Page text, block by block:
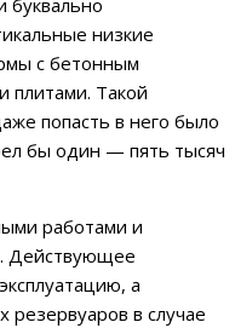
буквально
низкие
с бетонным
плитами. Такой
попасть в него было
бы один — пять тысяч
работами и
Действующее
а
в случае